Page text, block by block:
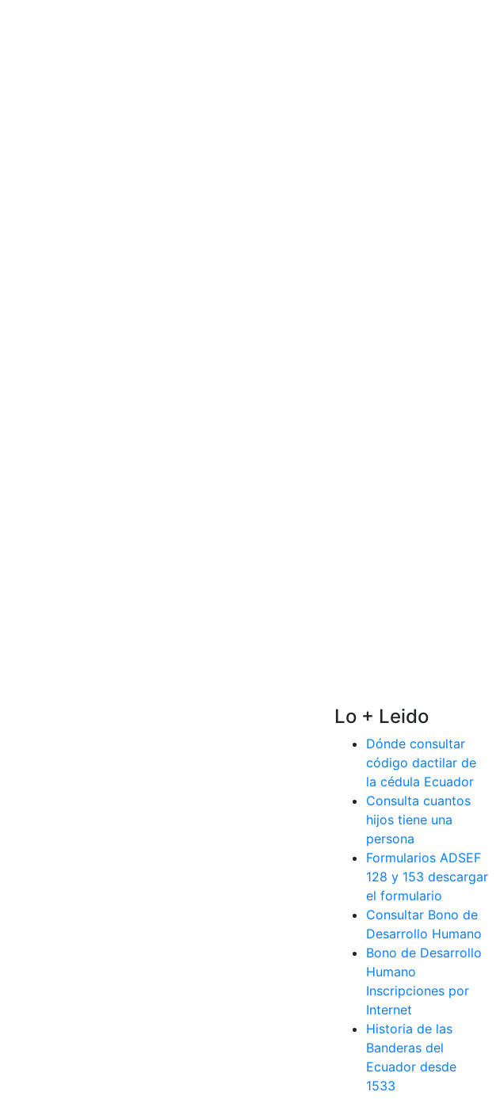
Lo + Leido
Dónde consultar
código dactilar de
la cédula Ecuador
Consulta cuantos
hijos tiene una
persona
Formularios ADSEF
128 y 153 descargar
el formulario
Consultar Bono de
Desarrollo Humano
Bono de Desarrollo
Humano
Inscripciones por
Internet
Historia de las
Banderas del
Ecuador desde
1533